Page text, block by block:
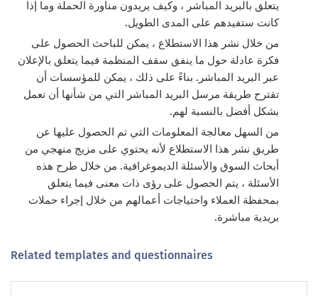
يتعلق بالبريد المباشر ، وكيف يريدون مناورة الحملة وما إذا
كانت ستفيدهم على المدى الطويل.
من خلال نشر هذا الاستطلاع ، يمكن للباحث الحصول على
فكرة عادلة حول ما ينفق سقف المنظمة فيما يتعلق بالإعلان
عبر البريد المباشر. بناءً على ذلك ، يمكن للمؤسسات أن
تقترح طريقة مرسل البريد المباشر التي من شأنها أن تعمل
بشكل أفضل بالنسبة لهم.
من السهل معالجة المعلومات التي تم الحصول عليها عن
طريق نشر هذا الاستطلاع لأنه يحتوي على مزيج منهجي من
أبحاث السوق والأسئلة الديموغرافية. من خلال طرح هذه
الأسئلة ، يتم الحصول على رؤى ذات معنى فيما يتعلق
بمحفظة العملاء واحتياجات أعمالهم من خلال إجراء حملات
بريدية مباشرة.
Related templates and questionnaires